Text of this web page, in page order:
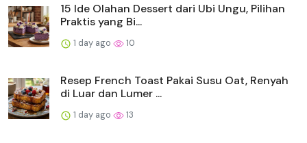
15 Ide Olahan Dessert dari Ubi Ungu, Pilihan
Praktis yang Bi...
1 day ago 10
Resep French Toast Pakai Susu Oat, Renyah
di Luar dan Lumer ...
1 day ago 13